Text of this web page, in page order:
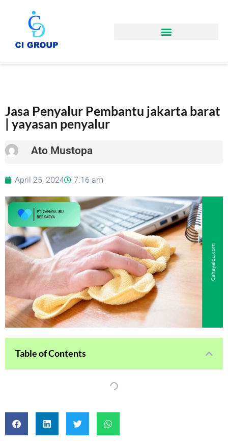
Jasa Penyalur Pembantu jakarta barat
| yayasan penyalur
Ato Mustopa
April 25, 2024 7:16 am
Table of Contents